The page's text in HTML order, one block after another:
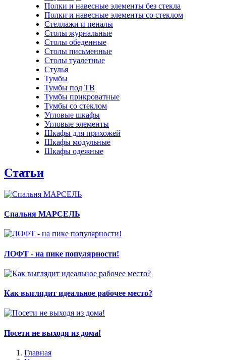
Полки и навесные элементы без стекла
Полки и навесные элементы со стеклом
Стеллажи и пеналы
Столы журнальные
Столы обеденные
Столы письменные
Столы туалетные
Стулья
Тумбы
Тумбы под ТВ
Тумбы прикроватные
Тумбы со стеклом
Угловые шкафы
Угловые элементы
Шкафы для прихожей
Шкафы модульные
Шкафы одежные
Статьи
Спальня МАРСЕЛЬ
ЛОФТ - на пике популярности!
Как выглядит идеальное рабочее место?
Посети не выходя из дома!
Главная